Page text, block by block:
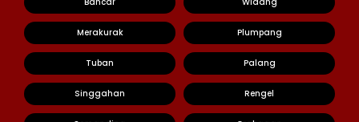
Merakurak Plumpang
Tuban Palang
Singgahan Rengel